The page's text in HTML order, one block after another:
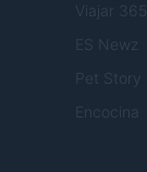
Viajar 365
ES Newz
Pet Story
Encocina